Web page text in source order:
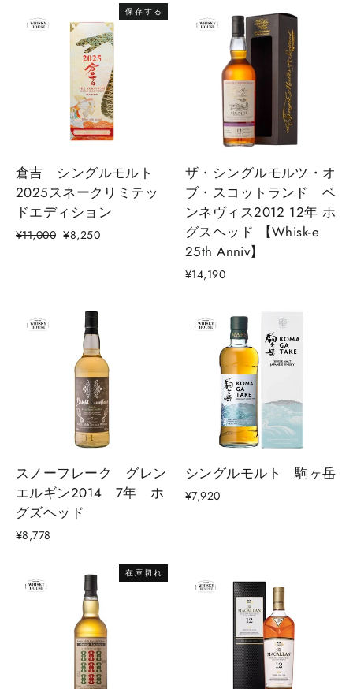
保存する
倉吉 シングルモルト
2025スネークリミテッ
ドエディション
通
¥11,000 セ
¥8,250
ザ・シングルモルツ・オ
ブ・スコットランド ベ
ンネヴィス2012 12年 ホ
グスヘッド 【Whisk-e
25th Anniv】
¥14,190
スノーフレーク グレン
エルギン2014 7年 ホ
グズヘッド
¥8,778
シングルモルト 駒ヶ岳
¥7,920
在庫切れ